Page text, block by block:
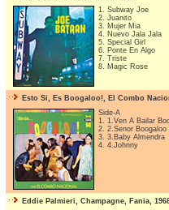
1. Subway Joe
2. Juanito
3. Mujer Mia
4. Nuevo Jala Jala
5. Special Girl
6. Ponte En Algo
7. Triste
8. Magic Rose
Esto Si, Es Boogaloo!, El Combo
Side-A
1. 1.Ven A Bailar
2. 2.Senor Boogaloo
3. 3.Baby Almendra
4. 4.Johnny
Eddie Palmieri, Champagne, Fania,